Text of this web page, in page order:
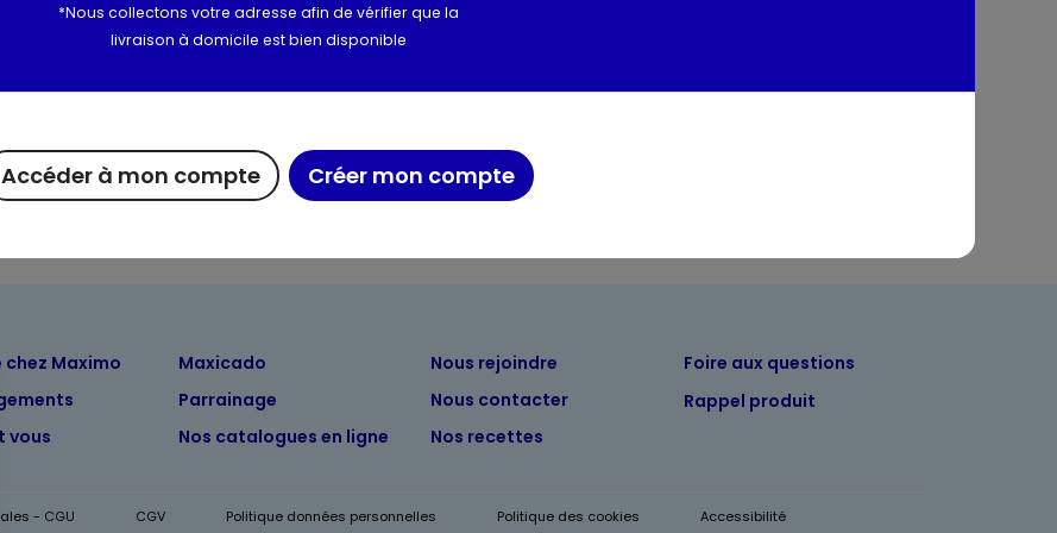
Utilisation et conservation
chez Maximo
vous
Maxicado
Parrainage
Nos catalogues en ligne
Nous rejoindre
Nous contacter
Nos recettes
Foire aux questions
Rappel produit
- CGU CGV Politique données personnelles Politique des cookies Accessibilité
*Nous collectons votre adresse afin de vérifier que la
livraison à domicile est bien disponible
Accéder à mon compte Créer mon compte